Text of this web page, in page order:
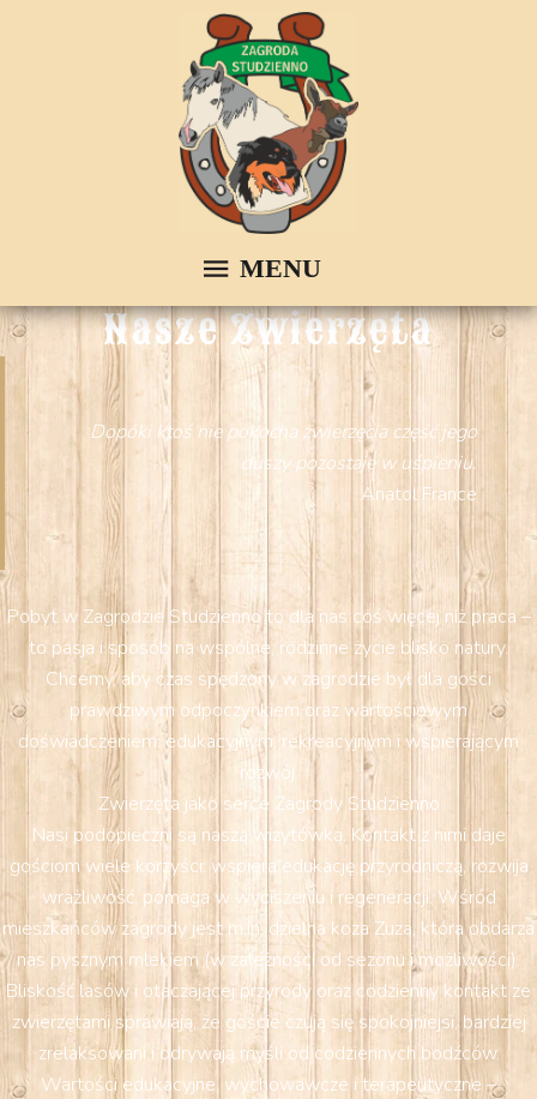
Nasze Zwierzęta
Dopóki ktoś nie pokocha zwierzęcia część jego
duszy pozostaje w uśpieniu.
Anatol France
Pobyt w Zagrodzie Studzienno to dla nas coś więcej niż praca –
to pasja i sposób na wspólne, rodzinne życie blisko natury.
Chcemy, aby czas spędzony w zagrodzie był dla gości
prawdziwym odpoczynkiem oraz wartościowym
doświadczeniem: edukacyjnym, rekreacyjnym i wspierającym
rozwój.
Zwierzęta jako serce Zagrody Studzienno
Nasi podopieczni są naszą wizytówką. Kontakt z nimi daje
gościom wiele korzyści: wspiera edukację przyrodniczą, rozwija
wrażliwość, pomaga w wyciszeniu i regeneracji. Wśród
mieszkańców zagrody jest m.in. dzielna koza Zuza, która obdarza
nas pysznym mlekiem (w zależności od sezonu i możliwości).
Bliskość lasów i otaczającej przyrody oraz codzienny kontakt ze
zwierzętami sprawiają, że goście czują się spokojniejsi, bardziej
zrelaksowani i odrywają myśli od codziennych bodźców.
Wartości edukacyjne, wychowawcze i terapeutyczne –